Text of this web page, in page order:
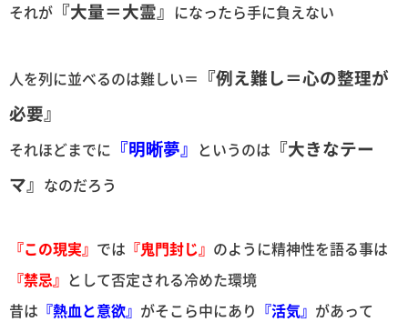
それが 『大量＝大霊』 になったら手に負えない
人を列に並べるのは難しい＝ 『例え難し＝心の整理が
必要』
それほどまでに 『明晰夢』 というのは 『大きなテー
マ』 なのだろう
『この現実』 では 『鬼門封じ』 のように精神性を語る事は
『禁忌』 として否定される冷めた環境
昔は 『熱血と意欲』 がそこら中にあり 『活気』 があって